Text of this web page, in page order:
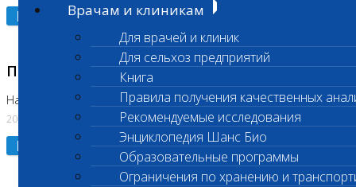
Врачам и клиникам
Для врачей и клиник
Для сельхоз предприятий
Книга
Правила получения качественных
Рекомендуемые исследования
Энциклопедия Шанс Био
Образовательные программы
Ограничения по хранению и
Подробнее
Приостановлено выполнение исследования
На Нагорной
20.07.2026
Подробнее